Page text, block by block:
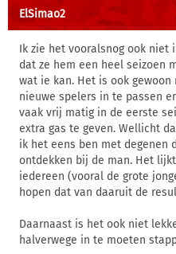
ElSimao2
Ik zie het vooralsnog ook niet
dat ze hem een heel seizoen
wat ie kan. Het is ook
nieuwe spelers in te passen
vaak vrij matig in de eerste
extra gas te geven. Wellicht
ik het eens ben met degenen
ontdekken bij de man. Het
iedereen (vooral de grote
hopen dat van daaruit de
Daarnaast is het ook niet
halverwege in te moeten